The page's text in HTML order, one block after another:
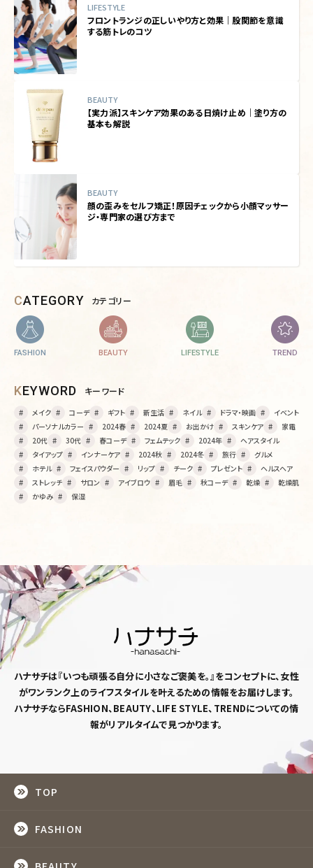
LIFESTYLE
フロントランジの正しいやり方と効果｜股関節を意識
する筋トレのコツ
BEAUTY
【実力派】スキンケア効果のある日焼け止め｜塗り方の
基本も解説
BEAUTY
顔の歪みをセルフ矯正！原因チェックから小顔マッサー
ジ・専門家の選び方まで
CATEGORY カテゴリー
FASHION BEAUTY LIFESTYLE TREND
KEYWORD キーワード
メイク コーデ ギフト 新生活 ネイル ドラマ・映画
イベント
パーソナルカラー
2024春 2024夏 お出かけ スキンケア
家電
20代
30代 春コーデ フェムテック 2024年
ヘアスタイル
タイアップ
インナーケア 2024秋 2024冬 旅行
グルメ
ホテル
フェイスパウダー リップ チーク プレゼント
ヘルスヘア
ストレッチ
サロン アイブロウ 眉毛 秋コーデ 乾燥
乾燥肌
かゆみ
保湿
ハナサチは『いつも頑張る自分に小さなご褒美を。』をコンセプトに、女性
がワンランク上のライフスタイルを叶えるための情報をお届けします。
ハナサチならFASHION、BEAUTY、LIFE STYLE、TRENDについての情
報がリアルタイムで見つかります。
TOP
FASHION